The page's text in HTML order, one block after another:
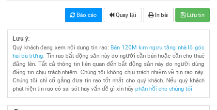
Báo cáo Quay lại In bài Lưu tin
Lưu ý:
Quý khách đang xem nội dung tin rao: Bán 120M kim ngưu tặng nhà lô góc
hai bà trưng . Tin rao bất động sản này do người cần bán hoặc cần cho thuê
đăng lên. Tất cả thông tin liên quan đến bất động sản này do người dùng
đăng tin chịu trách nhiêm. Chúng tôi không chịu trách nhiệm về tin rao này.
Chúng tôi chỉ cố gắng đưa tin rao tốt nhất cho quý khách. Nếu quý khách
phát hiện tin rao có sai sót hay vấn đề gì xin hãy phản hồi cho chúng tôi